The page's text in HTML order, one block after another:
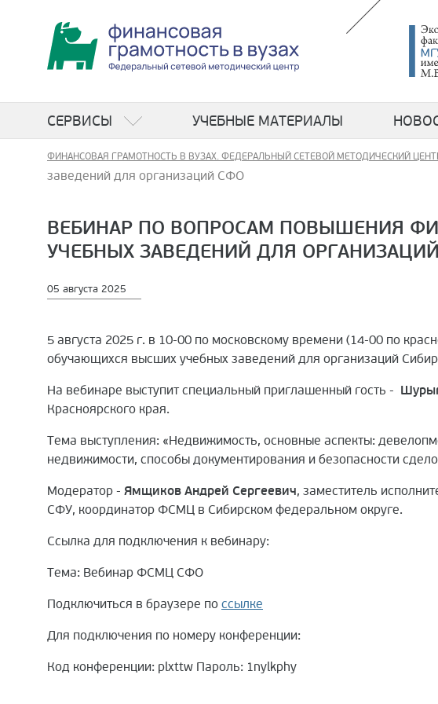
СЕРВИСЫ УЧЕБНЫЕ МАТЕРИАЛЫ
ФИНАНСОВАЯ ГРАМОТНОСТЬ В ВУЗАХ. ФЕДЕРАЛЬНЫЙ СЕТЕВОЙ МЕТОДИЧЕСКИЙ
заведений для организаций СФО
ВЕБИНАР ПО ВОПРОСАМ ПОВЫШЕНИЯ
УЧЕБНЫХ ЗАВЕДЕНИЙ ДЛЯ
05 августа 2025
5 августа 2025 г. в 10-00 по московскому времени (14-00 по
обучающихся высших учебных заведений для организаций
На вебинаре выступит специальный приглашенный гость -
Красноярского края.
Тема выступления: «Недвижимость, основные аспекты:
недвижимости, способы документирования и безопасности
Модератор - Ямщиков Андрей Сергеевич, заместитель
СФУ, координатор ФСМЦ в Сибирском федеральном округе.
Ссылка для подключения к вебинару:
Тема: Вебинар ФСМЦ СФО
Подключиться в браузере по ссылке
Для подключения по номеру конференции:
Код конференции: plxttw Пароль: 1nylkphy